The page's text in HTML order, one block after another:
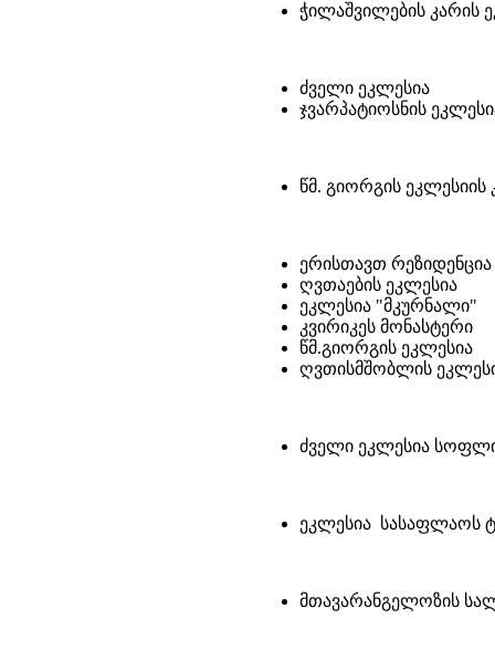
ჭილაშვილების კარის
ძველი ეკლესია
ჯვარპატიოსნის
წმ. გიორგის ეკლესიის
ერისთავთ
ღვთაების ეკლესია
ეკლესია "მკურნალი"
კვირიკეს მონასტერი
წმ.გიორგის ეკლესია
ღვთისმშობლის
ძველი ეკლესია
ეკლესია სასაფლაოს
მთავარანგელოზის